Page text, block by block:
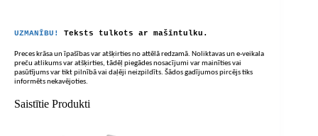
UZMANĪBU! Teksts tulkots ar mašīntulku.
Preces krāsa un īpašības var atšķirties no attēlā redzamā. Noliktavas un e-veikala
preču atlikums var atšķirties, tādēļ piegādes nosacījumi var mainīties vai
pasūtījums var tikt pilnībā vai daļēji neizpildīts. Šādos gadījumos pircējs tiks
informēts nekavējoties.
Saistītie Produkti